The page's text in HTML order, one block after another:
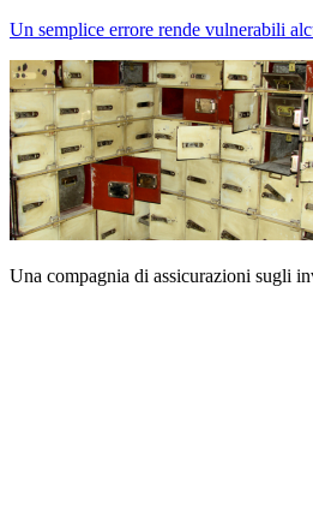
Un semplice errore rende vulnerabili
Una compagnia di assicurazioni sugli